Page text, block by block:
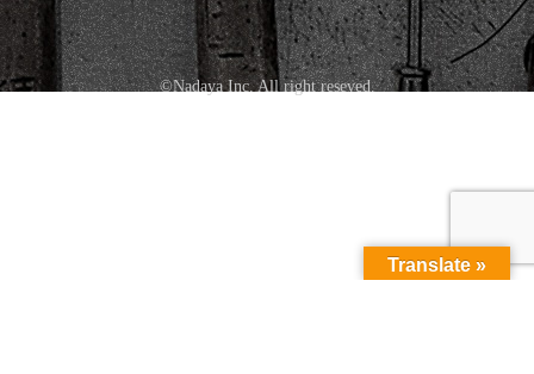
©Nadaya Inc. All right reseved.
Translate »